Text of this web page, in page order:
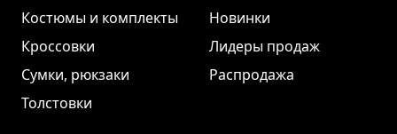
Костюмы и комплекты
Кроссовки
Сумки, рюкзаки
Толстовки
Новинки
Лидеры продаж
Распродажа